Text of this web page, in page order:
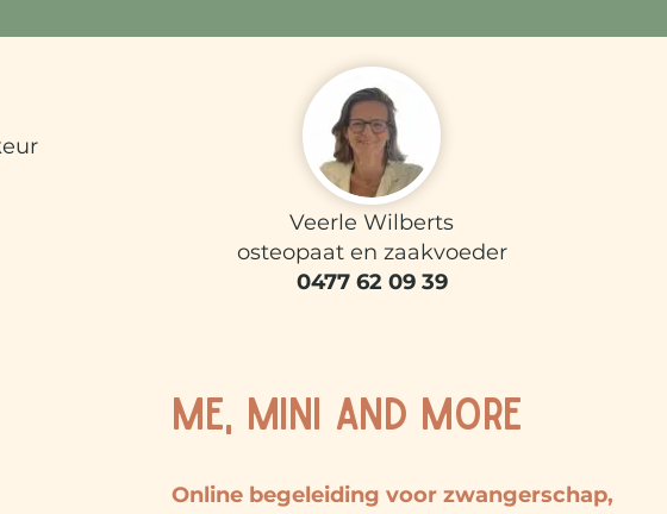
Veerle Wilberts​
osteopaat en zaakvoeder
0477 62 09 39
ME, MINI AND MORE
Online begeleiding voor zwangerschap,